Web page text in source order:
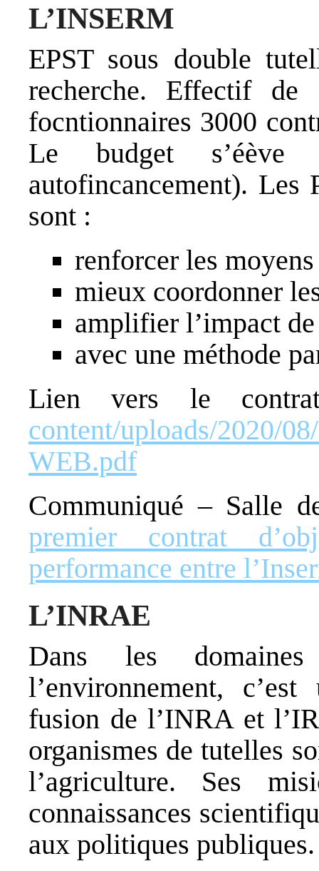
L’INSERM
EPST sous double
recherche. Effectif de
focntionnaires 3000
Le budget
autofincancement). Les
sont :
renforcer les
mieux coordonner
amplifier l’impact
avec une méthode
Lien vers le
content/uploads/2020/
WEB.pdf
Communiqué – Salle
premier contrat
performance entre
L’INRAE
Dans les
l’environnement,
fusion de l’INRA et
organismes de tutelles
l’agriculture. Ses
connaissances
aux politiques